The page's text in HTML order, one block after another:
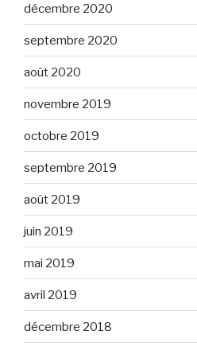
décembre 2020
septembre 2020
août 2020
novembre 2019
octobre 2019
septembre 2019
août 2019
juin 2019
mai 2019
avril 2019
décembre 2018